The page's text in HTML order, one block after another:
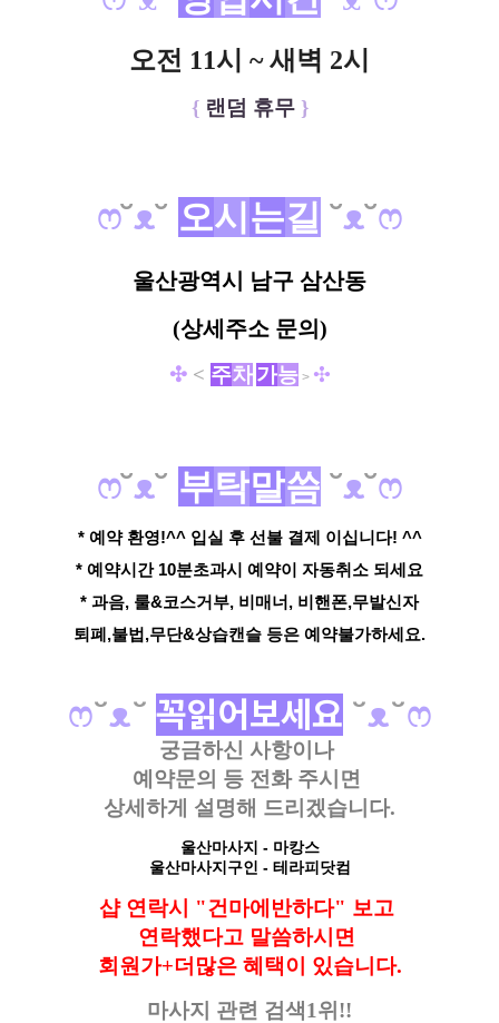
오전 11시 ~ 새벽 2시
{랜덤 휴무 }
ෆ˘ᴥ˘ 오시 는길 ˘ᴥ˘ෆ
울산광역시 남구 삼산동
(상세주소 문의)
✣ < 주차 가능 > ✣
ෆ˘ᴥ˘ 부탁말씀 ˘ᴥ˘ෆ
* 예약 환영!^^ 입실 후 선불 결제 이십니다! ^^
* 예약시간 10분초과시 예약이 자동취소 되세요
* 과음, 룰&코스거부, 비매너, 비핸폰,무발신자
퇴폐,불법,무단&상습캔슬 등은 예약불가하세요.
ෆ˘ᴥ˘ 꼭읽어보세요 ˘ᴥ˘ෆ
궁금하신 사항이나
예약문의 등 전화 주시면
상세하게 설명해 드리겠습니다.
울산마사지 - 마캉스
울산마사지구인 - 테라피닷컴
샵 연락시 "건마에반하다" 보고
연락했다고 말씀하시면
회원가+더많은 혜택이 있습니다.
마사지 관련 검색1위!!